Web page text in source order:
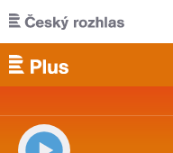
Přejít k hlavnímu obsahu